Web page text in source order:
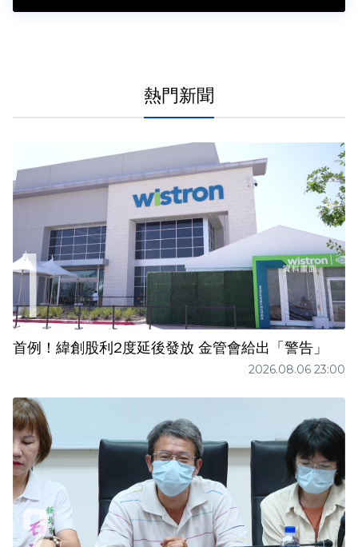
熱門新聞
首例！緯創股利2度延後發放 金管會給出「警告」
2026.08.06 23:00